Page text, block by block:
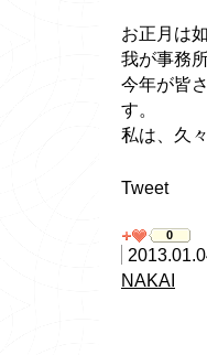
お正月は
我が事務
今年が皆
す。
私は、久
Tweet
0
NAKAI